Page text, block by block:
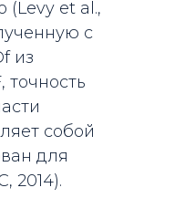
(Levy et al.,
с
из
собой
для
2014).